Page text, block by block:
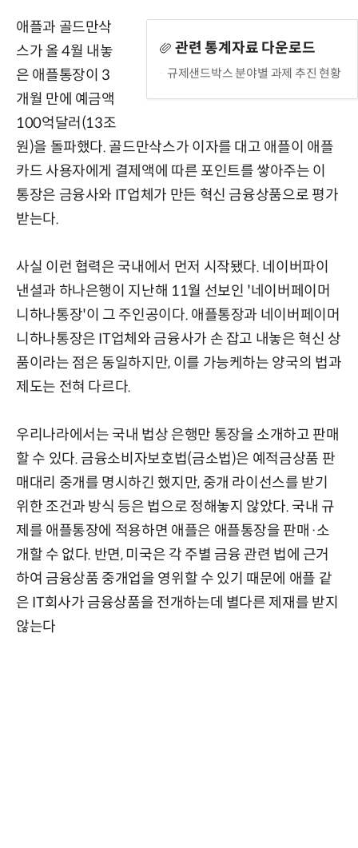
관련 통계자료 다운로드
규제샌드박스 분야별 과제 추진 현황
애플과 골드만삭
스가 올 4월 내놓
은 애플통장이 3
개월 만에 예금액
100억달러(13조
원)을 돌파했다. 골드만삭스가 이자를 대고 애플이 애플
카드 사용자에게 결제액에 따른 포인트를 쌓아주는 이
통장은 금융사와 IT업체가 만든 혁신 금융상품으로 평가
받는다.
사실 이런 협력은 국내에서 먼저 시작됐다. 네이버파이
낸셜과 하나은행이 지난해 11월 선보인 '네이버페이머
니하나통장'이 그 주인공이다. 애플통장과 네이버페이머
니하나통장은 IT업체와 금융사가 손 잡고 내놓은 혁신 상
품이라는 점은 동일하지만, 이를 가능케하는 양국의 법과
제도는 전혀 다르다.
우리나라에서는 국내 법상 은행만 통장을 소개하고 판매
할 수 있다. 금융소비자보호법(금소법)은 예적금상품 판
매대리 중개를 명시하긴 했지만, 중개 라이선스를 받기
위한 조건과 방식 등은 법으로 정해놓지 않았다. 국내 규
제를 애플통장에 적용하면 애플은 애플통장을 판매·소
개할 수 없다. 반면, 미국은 각 주별 금융 관련 법에 근거
하여 금융상품 중개업을 영위할 수 있기 때문에 애플 같
은 IT회사가 금융상품을 전개하는데 별다른 제재를 받지
않는다